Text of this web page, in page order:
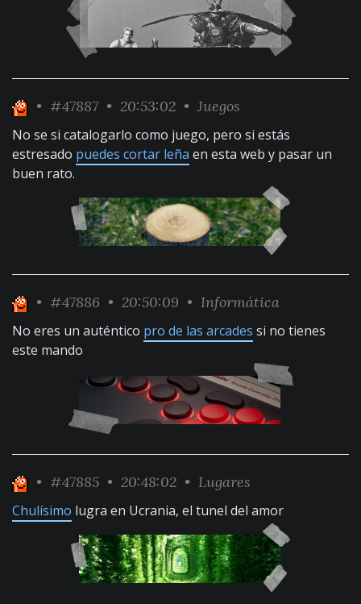
• #47887 • 20:53:02 • Juegos
No se si catalogarlo como juego, pero si estás
estresado puedes cortar leña en esta web y pasar un
buen rato.
• #47886 • 20:50:09 • Informática
No eres un auténtico pro de las arcades si no tienes
este mando
• #47885 • 20:48:02 • Lugares
Chulísimo lugra en Ucrania, el tunel del amor